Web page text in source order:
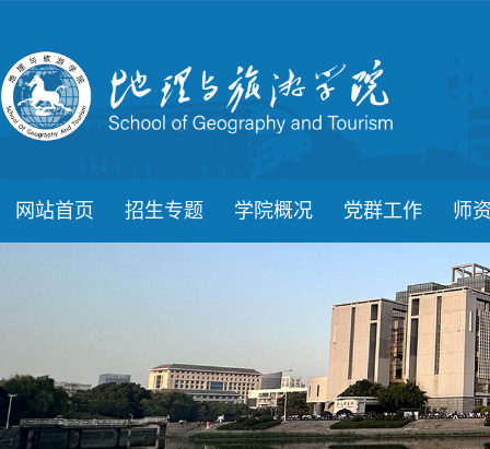
网站首页 招生专题 学院概况 党群工作 师